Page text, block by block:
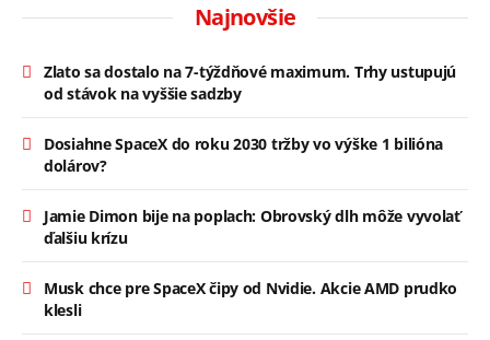
Najnovšie
Zlato sa dostalo na 7-týždňové maximum. Trhy ustupujú
od stávok na vyššie sadzby
Dosiahne SpaceX do roku 2030 tržby vo výške 1 bilióna
dolárov?
Jamie Dimon bije na poplach: Obrovský dlh môže vyvolať
ďalšiu krízu
Musk chce pre SpaceX čipy od Nvidie. Akcie AMD prudko
klesli